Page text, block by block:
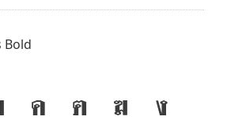
น กลายเป็นจุดเริ่มต้นเล็กๆ ของการ
ต์ตระกูล JS และการกลับมาอีกครั้งในรูป
Bold
ค ฅ ฆ
ง